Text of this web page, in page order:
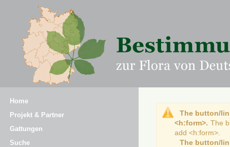
Home
Projekt & Partner
Gattungen
Suche
The button/
<h:form>. The
add <h:form>.
The button/